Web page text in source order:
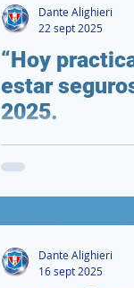
“Hoy
estar seguros
2025.
.
Dante Alighieri
22 sept 2025
Dante Alighieri
16 sept 2025